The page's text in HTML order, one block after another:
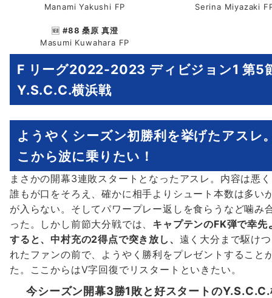
Manami Yakushi FP
Serina Miyazaki
🆕#88 桑原 真澄
Masumi Kuwahara FP
F リーグ2022-2023 ディビジョン1 第5
Y.S.C.C.横浜戦
ようやくシーズン初勝利を挙げたアスレ
こから波に乗りたい！
まさかの開幕3連敗スタートとなったアスレ。内容は悪
誰もが口をそろえ、確かに相手よりシュート本数は多い
が入らない。そしてパワープレー返しを食らうなど噛み
った。しかし前節大分戦では、 キャプテンのFK弾で幸先
すると、中村充の2得点で突き放し、 遠く大分まで駆け
れたファンの前で、ようやく勝利をプレゼントすること
た。ここからはV字回復でリスタートといきたい。
今シーズン開幕3勝1敗と好スタートの